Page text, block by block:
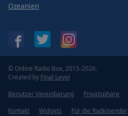
Ozeanien
© Online Radio Box, 2015-2026.
Created by Final Level
Benutzer Vereinbarung
Privatsphäre
Kontakt
Widgets Für die Radiosender